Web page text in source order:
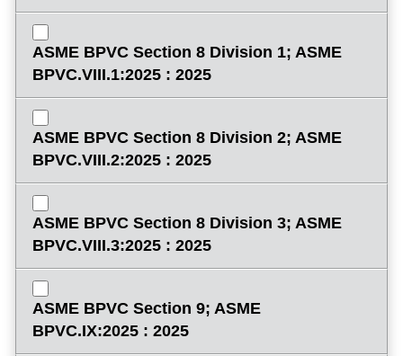
ASME BPVC Section 8 Division 1; ASME
BPVC.VIII.1:2025 : 2025
ASME BPVC Section 8 Division 2; ASME
BPVC.VIII.2:2025 : 2025
ASME BPVC Section 8 Division 3; ASME
BPVC.VIII.3:2025 : 2025
ASME BPVC Section 9; ASME
BPVC.IX:2025 : 2025